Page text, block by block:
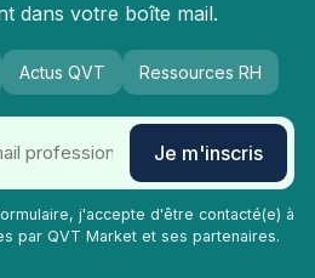
la QVT Gestion de carrière
dans votre boîte mail.
Actus QVT Ressources RH
Je m'inscris
j'accepte d'être contacté(e) à
par QVT Market et ses partenaires.